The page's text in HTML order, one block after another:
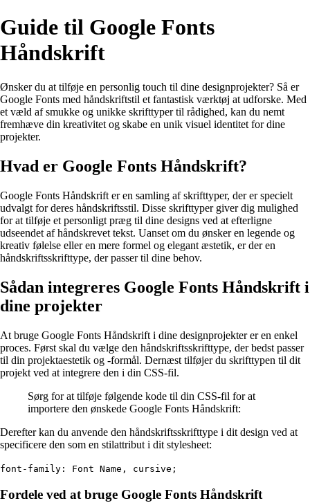
Guide til Google Fonts
Håndskrift
Ønsker du at tilføje en personlig touch til dine designprojekter? Så er
Google Fonts med håndskriftstil et fantastisk værktøj at udforske. Med
et væld af smukke og unikke skrifttyper til rådighed, kan du nemt
fremhæve din kreativitet og skabe en unik visuel identitet for dine
projekter.
Hvad er Google Fonts Håndskrift?
Google Fonts Håndskrift er en samling af skrifttyper, der er specielt
udvalgt for deres håndskriftsstil. Disse skrifttyper giver dig mulighed
for at tilføje et personligt præg til dine designs ved at efterligne
udseendet af håndskrevet tekst. Uanset om du ønsker en legende og
kreativ følelse eller en mere formel og elegant æstetik, er der en
håndskriftsskrifttype, der passer til dine behov.
Sådan integreres Google Fonts Håndskrift i
dine projekter
At bruge Google Fonts Håndskrift i dine designprojekter er en enkel
proces. Først skal du vælge den håndskriftsskrifttype, der bedst passer
til din projektaestetik og -formål. Dernæst tilføjer du skrifttypen til dit
projekt ved at integrere den i din CSS-fil.
Sørg for at tilføje følgende kode til din CSS-fil for at
importere den ønskede Google Fonts Håndskrift:
Derefter kan du anvende den håndskriftsskrifttype i dit design ved at
specificere den som en stilattribut i dit stylesheet:
font-family: Font Name, cursive;
Fordele ved at bruge Google Fonts Håndskrift